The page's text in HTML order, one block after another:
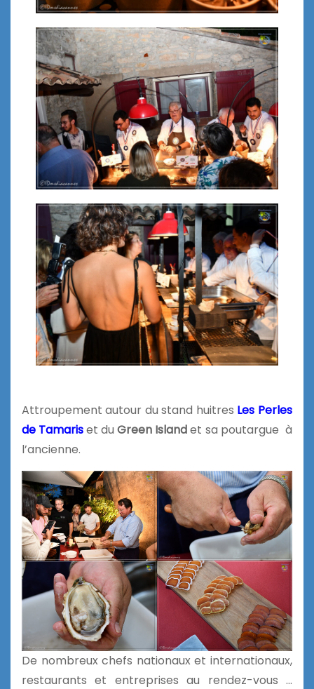
Attroupement autour du stand huitres Les Perles
de Tamariset du Green Islandet sa poutargue à
l’ancienne.
De nombreux chefs nationaux et internationaux,
restaurants et entreprises au rendez-vous …